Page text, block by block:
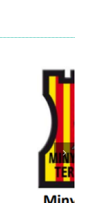
tradició i
colla a la Vall
Boí